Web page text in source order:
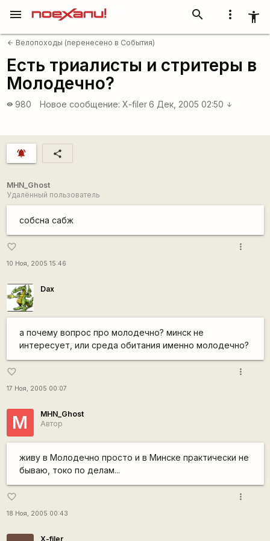
more_vert accessibility_new
search
menu
arrow_back Велопоходы (перенесено в События)
Есть триалисты и стритеры в
Молодечно?
visibility 980 Новое сообщение: X-filer 6 Дек, 2005 02:50 arrow_downward
notifications_active share
MHN_Ghost
Удалённый пользователь
собсна сабж
favorite_border
10 Ноя, 2005 15:46
more_vert
Dax
а почему вопрос про молодечно? минск не
интересует, или среда обитания именно молодечно?
favorite_border
17 Ноя, 2005 00:07
more_vert
M
MHN_Ghost
Автор
живу в Молодечно просто и в Минске практически не
бываю, токо по делам...
favorite_border
18 Ноя, 2005 00:43
more_vert
X-filer